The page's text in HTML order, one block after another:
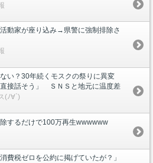
動家が座り込み→県警に強制排除さ
ない？30年続くモスクの祭りに異変
接話そう」 ＳＮＳと地元に温度差
(ﾉ∀`)
するだけで100万再生wwwwww
費税ゼロを公約に掲げていたが？」